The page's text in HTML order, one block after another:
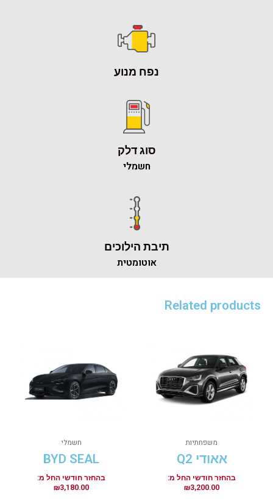
נפח מנוע
סוג דלק
חשמלי
תיבת הילוכים
אוטומטית
Related products
משפחתיות
אאודי Q2
₪3,200.00
חשמלי
BYD SEAL
₪3,180.00